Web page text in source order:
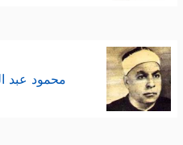
محمود عبد